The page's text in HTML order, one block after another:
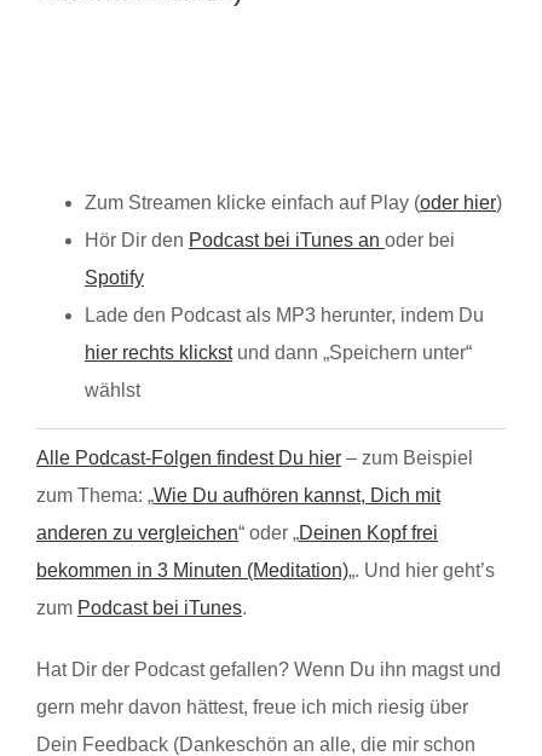
Zum Streamen klicke einfach auf Play (oder hier)
Hör Dir den Podcast bei iTunes an oder bei
Spotify
Lade den Podcast als MP3 herunter, indem Du
hier rechts klickstund dann „Speichern unter“
wählst
Alle Podcast-Folgen findest Du hier – zum Beispiel
zum Thema: „Wie Du aufhören kannst, Dich mit
anderen zu vergleichen“ oder „Deinen Kopf frei
bekommen in 3 Minuten (Meditation)„. Und hier geht’s
zum Podcast bei iTunes.
Hat Dir der Podcast gefallen? Wenn Du ihn magst und
gern mehr davon hättest, freue ich mich riesig über
Dein Feedback (Dankeschön an alle, die mir schon